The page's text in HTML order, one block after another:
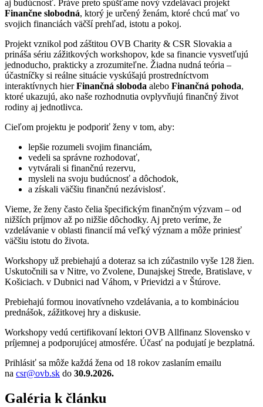
aj budúcnosť. Práve preto spúšťame nový vzdelávací projekt
Finančne slobodná, ktorý je určený ženám, ktoré chcú mať vo
svojich financiách väčší prehľad, istotu a pokoj.
Projekt vznikol pod záštitou OVB Charity & CSR Slovakia a
prináša sériu zážitkových workshopov, kde sa financie vysvetľujú
jednoducho, prakticky a zrozumiteľne. Žiadna nudná teória –
účastníčky si reálne situácie vyskúšajú prostredníctvom
interaktívnych hierFinančná sloboda alebo Finančná pohoda,
ktoré ukazujú, ako naše rozhodnutia ovplyvňujú finančný život
rodiny aj jednotlivca.
Cieľom projektu je podporiť ženy v tom, aby:
lepšie rozumeli svojim financiám,
vedeli sa správne rozhodovať,
vytvárali si finančnú rezervu,
mysleli na svoju budúcnosť a dôchodok,
a získali väčšiu finančnú nezávislosť.
Vieme, že ženy často čelia špecifickým finančným výzvam – od
nižších príjmov až po nižšie dôchodky. Aj preto veríme, že
vzdelávanie v oblasti financií má veľký význam a môže priniesť
väčšiu istotu do života.
Workshopy už prebiehajú a doteraz sa ich zúčastnilo vyše 128 žien.
Uskutočnili sa v Nitre, vo Zvolene, Dunajskej Strede, Bratislave, v
Košiciach. v Dubnici nad Váhom, v Prievidzi a v Štúrove.
Prebiehajú formou inovatívneho vzdelávania, a to kombináciou
prednášok, zážitkovej hry a diskusie.
Workshopy vedú certifikovaní lektori OVB Allfinanz Slovensko v
príjemnej a podporujúcej atmosfére. Účasť na podujatí je bezplatná.
Prihlásiť sa môže každá žena od 18 rokov zaslaním emailu
na csr@ovb.sk do 30.9.2026.
Galéria k článku